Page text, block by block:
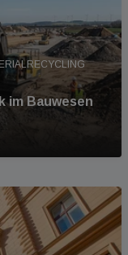
im Bauwesen